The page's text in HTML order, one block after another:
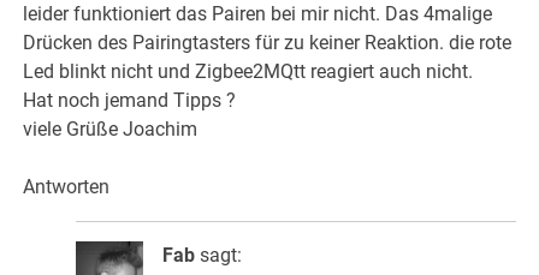
leider funktioniert das Pairen bei mir nicht. Das 4malige
Drücken des Pairingtasters für zu keiner Reaktion. die rote
Led blinkt nicht und Zigbee2MQtt reagiert auch nicht.
Hat noch jemand Tipps ?
viele Grüße Joachim
Antworten
Fab sagt: